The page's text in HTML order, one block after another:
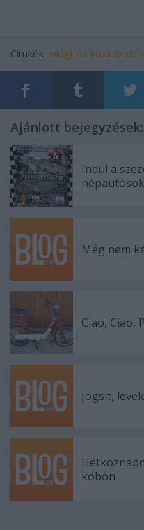
Címkék: világítás
Ajánlott bejegyzések:
Indul a
Még nem
Ciao, Ciao,
Jogsit,
köbön